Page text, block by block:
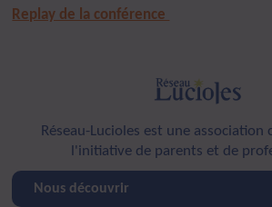
Replay de la conférence
Réseau-Lucioles est une association
l'initiative de parents et de
Nous découvrir